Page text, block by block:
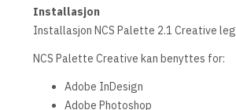
Installasjon
Installasjon NCS Palette 2.1 Creative
NCS Palette Creative kan benyttes for:
Adobe InDesign
Adobe Photoshop